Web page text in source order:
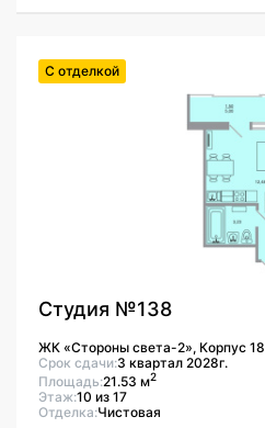
С отделкой
Студия №138
ЖК «Стороны света-2», Корпус 18
Срок сдачи:3 квартал 2028г.
Площадь:21.53 м2
Этаж:10 из 17
Отделка:Чистовая